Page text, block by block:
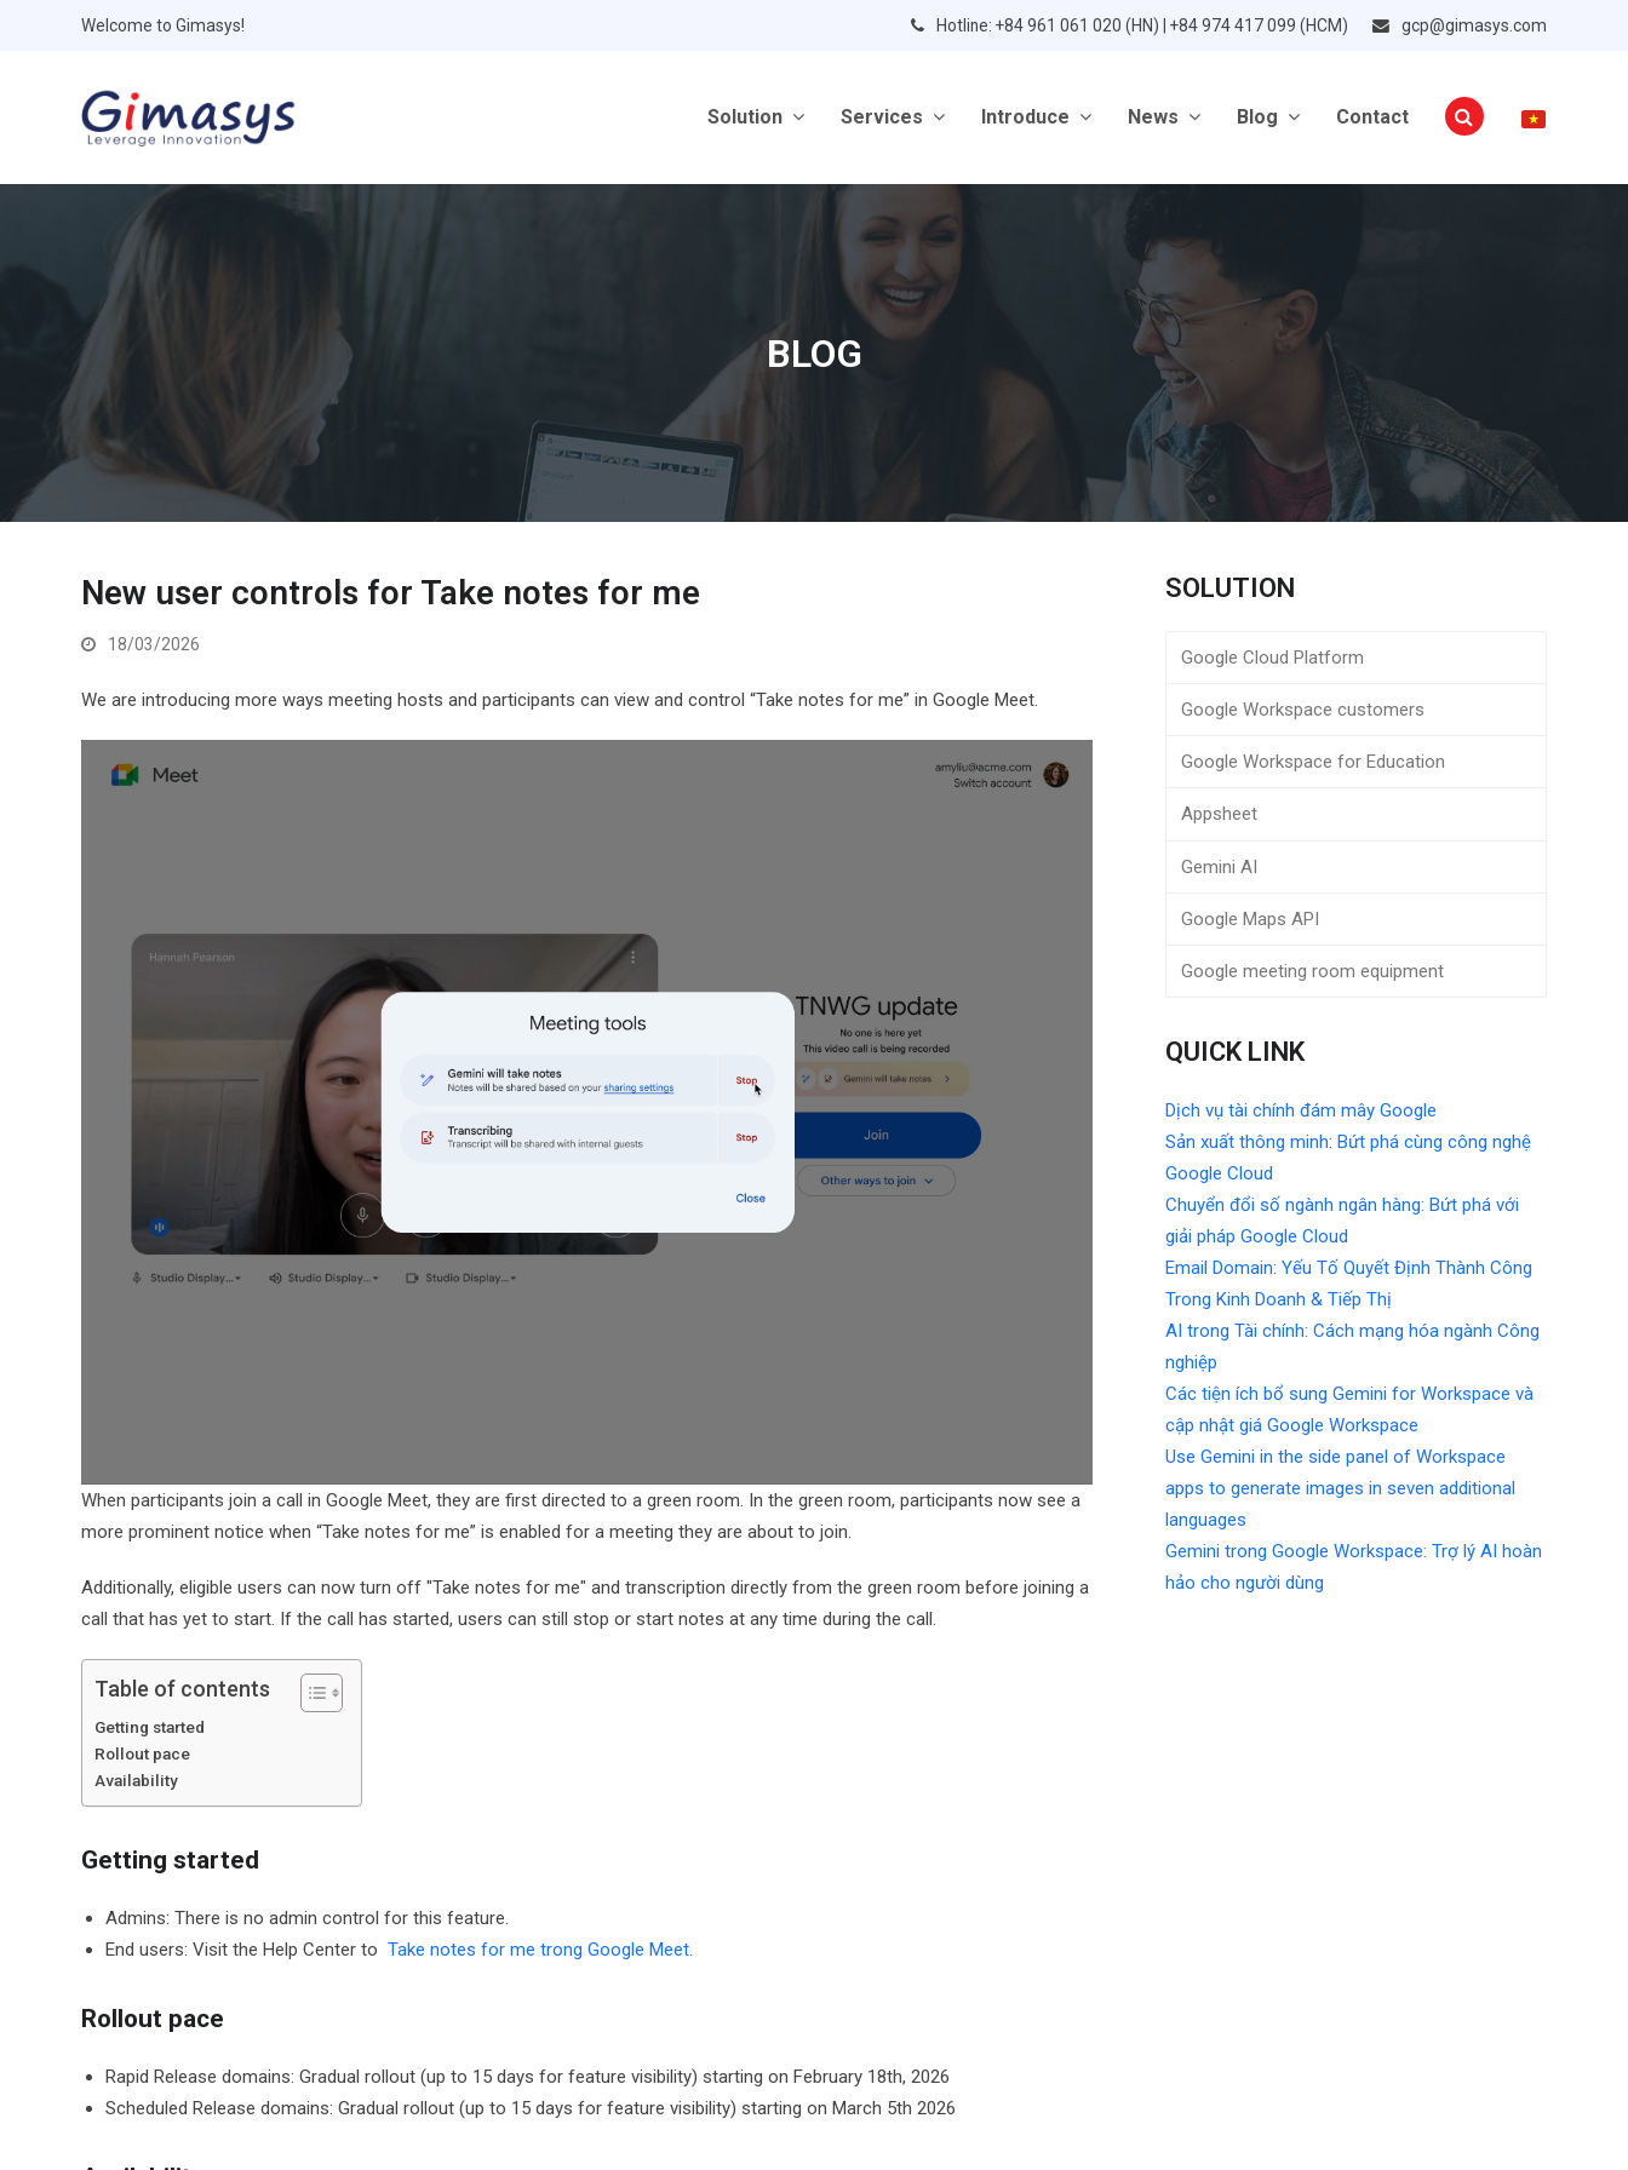
Welcome to Gimasys! Hotline: +84 961 061 020 (HN) | +84 974 417 099 (HCM) gcp@gimasys.com
Solution Services Introduce News Blog Contact
BLOG
New user controls for Take notes for me
18/03/2026
We are introducing more ways meeting hosts and participants can view and control “Take notes for me” in Google Meet.
When participants join a call in Google Meet, they are first directed to a green room. In the green room, participants now see a
more prominent notice when “Take notes for me” is enabled for a meeting they are about to join.
Additionally, eligible users can now turn off "Take notes for me" and transcription directly from the green room before joining a
call that has yet to start. If the call has started, users can still stop or start notes at any time during the call.
Table of contents
Getting started
Rollout pace
Availability
Getting started
Admins: There is no admin control for this feature.
End users: Visit the Help Center to Take notes for me trong Google Meet.
Rollout pace
Rapid Release domains: Gradual rollout (up to 15 days for feature visibility) starting on February 18th, 2026
Scheduled Release domains: Gradual rollout (up to 15 days for feature visibility) starting on March 5th 2026
SOLUTION
Google Cloud Platform
Google Workspace customers
Google Workspace for Education
Appsheet
Gemini AI
Google Maps API
Google meeting room equipment
QUICK LINK
Dịch vụ tài chính đám mây Google
Sản xuất thông minh: Bứt phá cùng công nghệ
Google Cloud
Chuyển đổi số ngành ngân hàng: Bứt phá với
giải pháp Google Cloud
Email Domain: Yếu Tố Quyết Định Thành Công
Trong Kinh Doanh & Tiếp Thị
AI trong Tài chính: Cách mạng hóa ngành Công
nghiệp
Các tiện ích bổ sung Gemini for Workspace và
cập nhật giá Google Workspace
Use Gemini in the side panel of Workspace
apps to generate images in seven additional
languages
Gemini trong Google Workspace: Trợ lý AI hoàn
hảo cho người dùng